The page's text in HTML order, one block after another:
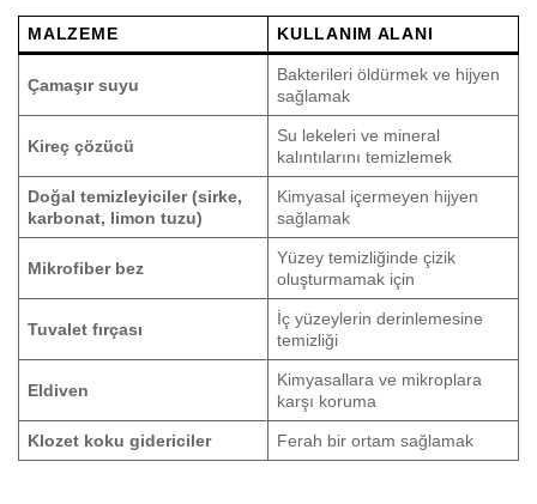
MALZEME KULLANIM ALANI
Çamaşır suyu
Bakterileri öldürmek ve hijyen
sağlamak
Kireç çözücü
Su lekeleri ve mineral
kalıntılarını temizlemek
Doğal temizleyiciler (sirke,
karbonat, limon tuzu)
Kimyasal içermeyen hijyen
sağlamak
Mikrofiber bez
Yüzey temizliğinde çizik
oluşturmamak için
Tuvalet fırçası
İç yüzeylerin derinlemesine
temizliği
Eldiven
Kimyasallara ve mikroplara
karşı koruma
Klozet koku gidericiler Ferah bir ortam sağlamak